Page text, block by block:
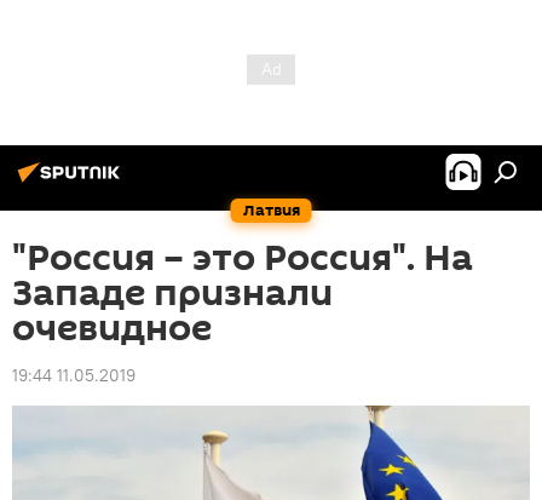
Латвия
"Россия – это Россия". На
Западе признали
очевидное
19:44 11.05.2019